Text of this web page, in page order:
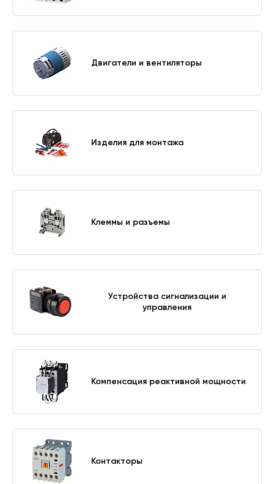
Двигатели и вентиляторы
Изделия для монтажа
Клеммы и разъемы
Устройства сигнализации и
управления
Компенсация реактивной мощности
Контакторы